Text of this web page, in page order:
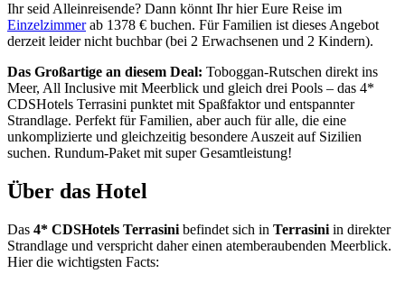
Ihr seid Alleinreisende? Dann könnt Ihr hier Eure Reise im
Einzelzimmerab 1378 € buchen. Für Familien ist dieses Angebot
derzeit leider nicht buchbar (bei 2 Erwachsenen und 2 Kindern).
Das Großartige an diesem Deal: Toboggan-Rutschen direkt ins
Meer, All Inclusive mit Meerblick und gleich drei Pools – das 4*
CDSHotels Terrasini punktet mit Spaßfaktor und entspannter
Strandlage. Perfekt für Familien, aber auch für alle, die eine
unkomplizierte und gleichzeitig besondere Auszeit auf Sizilien
suchen. Rundum-Paket mit super Gesamtleistung!
Über das Hotel
Das 4* CDSHotels Terrasini befindet sich in Terrasini in direkter
Strandlage und verspricht daher einen atemberaubenden Meerblick.
Hier die wichtigsten Facts: